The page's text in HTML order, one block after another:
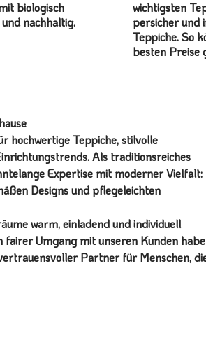
biologisch
nachhaltig.
wichtigsten
persicher und
Teppiche. So
besten Preise
hochwertige Teppiche, stilvolle
Als traditionsreiches
Expertise mit moderner Vielfalt:
Designs und pflegeleichten
warm, einladend und individuell
fairer Umgang mit unseren Kunden
Partner für Menschen,